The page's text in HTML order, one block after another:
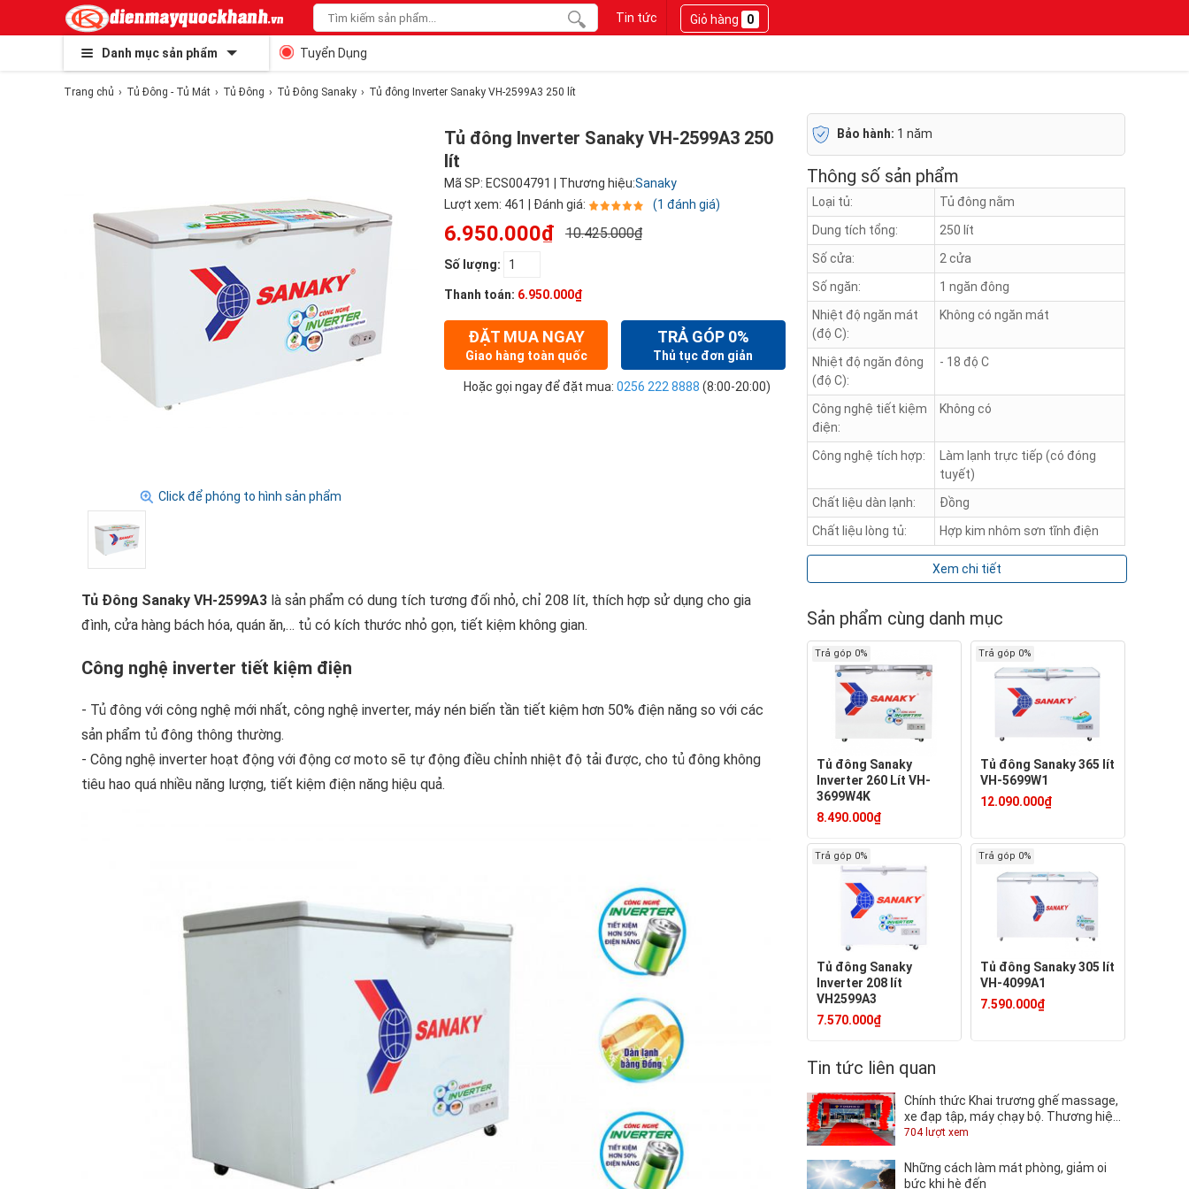
Tin tức Giỏ hàng 0
Danh mục sản phẩm Tuyển Dụng
Trang chủ Tủ Đông - Tủ Mát Tủ Đông Tủ Đông Sanaky Tủ đông Inverter Sanaky VH-2599A3 250 lít
Click để phóng to hình sản phẩm
Tủ đông Inverter Sanaky VH-2599A3 250
lít
Mã SP: ECS004791 | Thương hiệu:Sanaky
Lượt xem: 461 | Đánh giá:
(1 đánh giá)
6.950.000₫ 10.425.000₫
Số lượng:
Thanh toán: 6.950.000₫
ĐẶT MUA NGAY
Giao hàng toàn quốc
TRẢ GÓP 0%
Thủ tục đơn giản
Hoặc gọi ngay để đặt mua: 0256 222 8888 (8:00-20:00)
Tủ Đông Sanaky VH-2599A3 là sản phẩm có dung tích tương đối nhỏ, chỉ 208 lít, thích hợp sử dụng cho gia
đình, cửa hàng bách hóa, quán ăn,… tủ có kích thước nhỏ gọn, tiết kiệm không gian.
Công nghệ inverter tiết kiệm điện
- Tủ đông với công nghệ mới nhất, công nghệ inverter, máy nén biến tần tiết kiệm hơn 50% điện năng so với các
sản phẩm tủ đông thông thường.
- Công nghệ inverter hoạt động với động cơ moto sẽ tự động điều chỉnh nhiệt độ tải được, cho tủ đông không
tiêu hao quá nhiều năng lượng, tiết kiệm điện năng hiệu quả.
Bảo hành: 1 năm
Thông số sản phẩm
Loại tủ:
Tủ đông nằm
Dung tích tổng:
250 lít
Số cửa:
2 cửa
Số ngăn:
1 ngăn đông
Nhiệt độ ngăn mát
(độ C):
Không có ngăn mát
Nhiệt độ ngăn đông
(độ C):
- 18 độ C
Công nghệ tiết kiệm
điện:
Không có
Công nghệ tích hợp:
Làm lạnh trực tiếp (có đóng
tuyết)
Chất liệu dàn lạnh:
Đồng
Chất liệu lòng tủ:
Hợp kim nhôm sơn tĩnh điện
Xem chi tiết
Sản phẩm cùng danh mục
Trả góp 0%
Tủ đông Sanaky
Inverter 260 Lít VH-
3699W4K
8.490.000₫
Trả góp 0%
Tủ đông Sanaky 365 lít
VH-5699W1
12.090.000₫
Trả góp 0%
Tủ đông Sanaky
Inverter 208 lít
VH2599A3
7.570.000₫
Trả góp 0%
Tủ đông Sanaky 305 lít
VH-4099A1
7.590.000₫
Tin tức liên quan
Chính thức Khai trương ghế massage,
xe đạp tập, máy chạy bộ. Thương hiệu
TOSHIKO tại QUỐC KHÁNH.
704 lượt xem
Những cách làm mát phòng, giảm oi
bức khi hè đến